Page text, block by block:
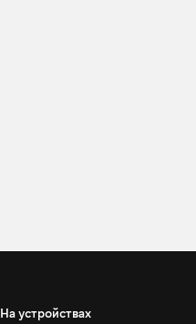
На устройствах